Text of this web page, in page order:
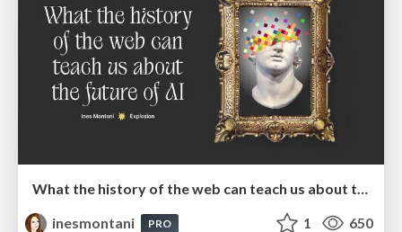
What the history of the web can teach us about the future of AI
inesmontani
PRO 1 650